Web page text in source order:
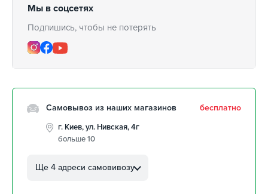
Мы в соцсетях
Подпишись, чтобы не потерять
Самовывоз из наших магазинов бесплатно
г. Киев, ул. Нивская, 4г
больше 10
Автолюбителей, 8а
Ще 4 адреси самовивозу